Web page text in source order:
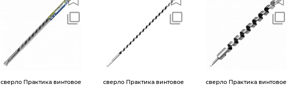
сверло Практика винтовое
сверло Практика винтовое
сверло Практика винтовое